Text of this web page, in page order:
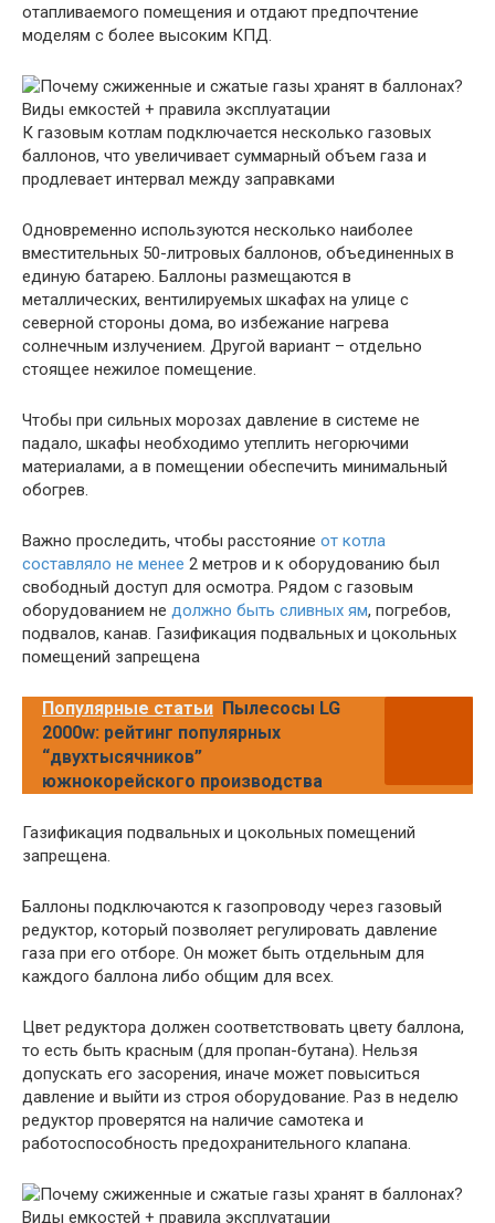
отапливаемого помещения и отдают предпочтение
моделям с более высоким КПД.
К газовым котлам подключается несколько газовых
баллонов, что увеличивает суммарный объем газа и
продлевает интервал между заправками
Одновременно используются несколько наиболее
вместительных 50-литровых баллонов, объединенных в
единую батарею. Баллоны размещаются в
металлических, вентилируемых шкафах на улице с
северной стороны дома, во избежание нагрева
солнечным излучением. Другой вариант – отдельно
стоящее нежилое помещение.
Чтобы при сильных морозах давление в системе не
падало, шкафы необходимо утеплить негорючими
материалами, а в помещении обеспечить минимальный
обогрев.
Важно проследить, чтобы расстояние от котла
составляло не менее 2 метров и к оборудованию был
свободный доступ для осмотра. Рядом с газовым
оборудованием не должно быть сливных ям, погребов,
подвалов, канав. Газификация подвальных и цокольных
помещений запрещена
Популярные статьи Пылесосы LG
2000w: рейтинг популярных
“двухтысячников”
южнокорейского производства
Газификация подвальных и цокольных помещений
запрещена.
Баллоны подключаются к газопроводу через газовый
редуктор, который позволяет регулировать давление
газа при его отборе. Он может быть отдельным для
каждого баллона либо общим для всех.
Цвет редуктора должен соответствовать цвету баллона,
то есть быть красным (для пропан-бутана). Нельзя
допускать его засорения, иначе может повыситься
давление и выйти из строя оборудование. Раз в неделю
редуктор проверятся на наличие самотека и
работоспособность предохранительного клапана.